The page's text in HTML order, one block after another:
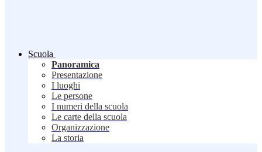
Scuola
Panoramica
Presentazione
I luoghi
Le persone
I numeri della scuola
Le carte della scuola
Organizzazione
La storia